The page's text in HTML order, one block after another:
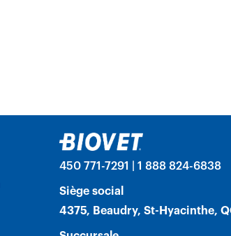
450 771-7291 | 1 888 824-6838
Siège social
4375, Beaudry, St-Hyacinthe,